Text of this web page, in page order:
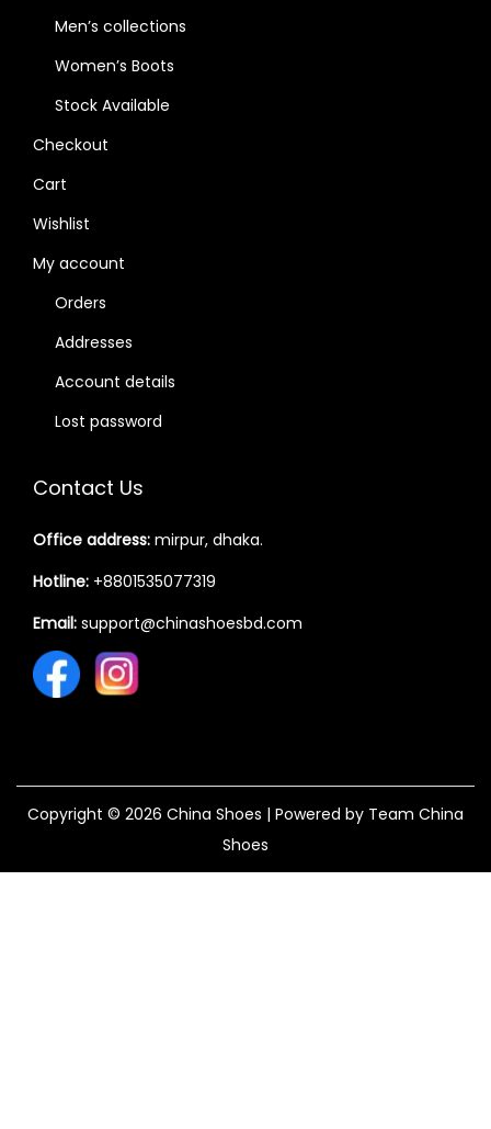
Men’s collections
Women’s Boots
Stock Available
Checkout
Cart
Wishlist
My account
Orders
Addresses
Account details
Lost password
Contact Us
Office address: mirpur, dhaka.
Hotline: +8801535077319
Email: support@chinashoesbd.com
Copyright © 2026 China Shoes | Powered by Team China
Shoes